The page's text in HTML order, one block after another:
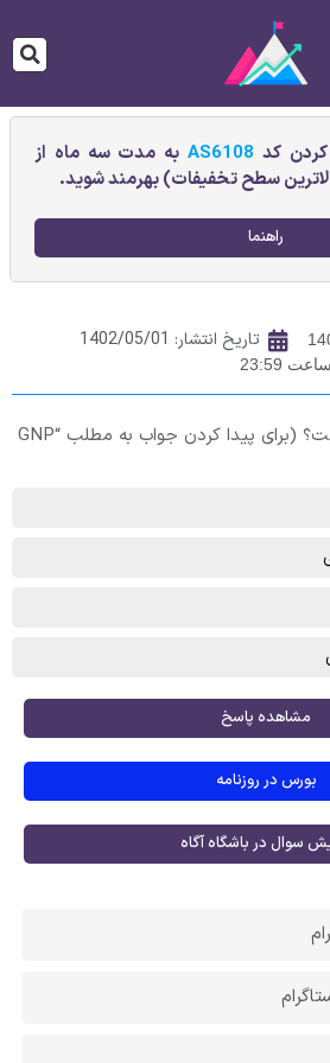
کردن کد AS6108به مدت سه ماه از
سطح تخفیفات) بهرمند شوید.
راهنما
تاریخ انتشار: 1402/05/01
عبارت GNP به چه معنا است؟ (برای پیدا کردن جواب به مطلب “GNP
مشاهده پاسخ
بورس در روزنامه
سوال در باشگاه آگاه